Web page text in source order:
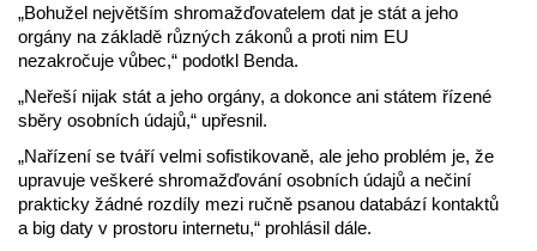
„Bohužel největším shromažďovatelem dat je stát a jeho
orgány na základě různých zákonů a proti nim EU
nezakročuje vůbec,“ podotkl Benda.
„Neřeší nijak stát a jeho orgány, a dokonce ani státem řízené
sběry osobních údajů,“ upřesnil.
„Nařízení se tváří velmi sofistikovaně, ale jeho problém je, že
upravuje veškeré shromažďování osobních údajů a nečiní
prakticky žádné rozdíly mezi ručně psanou databází kontaktů
a big daty v prostoru internetu,“ prohlásil dále.